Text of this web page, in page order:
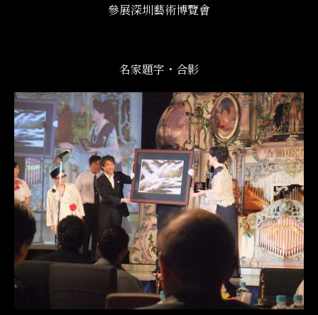
參展深圳藝術博覽會
名家題字・合影